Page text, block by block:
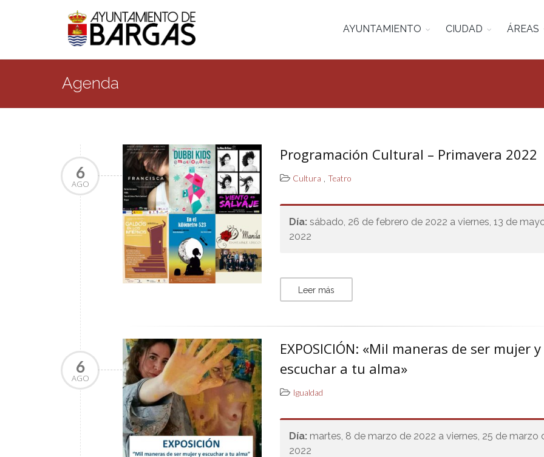
AYUNTAMIENTO CIUDAD ÁREAS
Agenda
6
AGO
Programación Cultural – Primavera 2022
Cultura ,Teatro
Día:sábado, 26 de febrero de 2022 a viernes, 13 de
2022
Leer más
6
AGO
EXPOSICIÓN: «Mil maneras de ser mujer y
escuchar a tu alma»
Igualdad
Día: martes, 8 de marzo de 2022 a viernes, 25 de marzo
2022